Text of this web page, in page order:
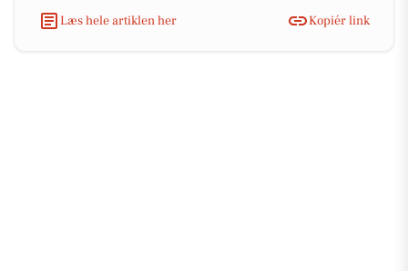
Læs hele artiklen her Kopiér link